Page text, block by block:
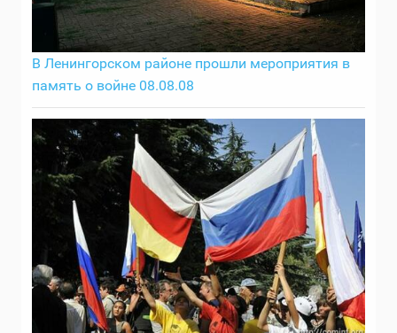
В Ленингорском районе прошли мероприятия в
память о войне 08.08.08